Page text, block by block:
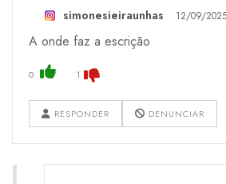
simonesieiraunhas 12/09/
A onde faz a escrição
0 1
RESPONDER DENUNCIAR